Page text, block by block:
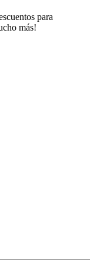
para
más!